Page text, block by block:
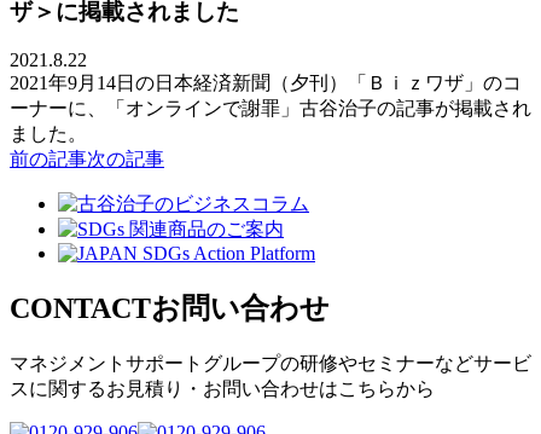
ザ＞に掲載されました
2021.8.22
2021年9月14日の日本経済新聞（夕刊）「Ｂｉｚワザ」のコ
ーナーに、「オンラインで謝罪」古谷治子の記事が掲載され
ました。
前の記事次の記事
CONTACTお問い合わせ
マネジメントサポートグループの研修やセミナーなどサービ
スに関するお見積り・ お問い合わせはこちらから